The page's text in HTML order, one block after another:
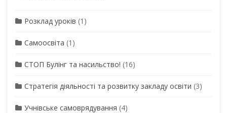
Розклад уроків (1)
Самоосвіта (1)
СТОП Булінг та насильство! (16)
Стратегія діяльності та розвитку закладу освіти (3)
Учнівське самоврядування (4)